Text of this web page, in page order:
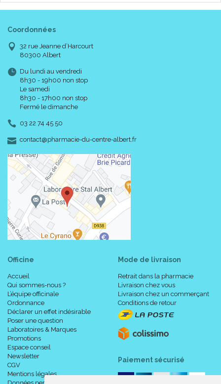
Coordonnées
32 rue Jeanne d’Harcourt
80300 Albert
Du lundi au vendredi
8h30 - 19h00 non stop
Le samedi
8h30 - 17h00 non stop
Fermé le dimanche
03 22 74 45 50
contact-
@-
pharmacie-du-centre-albert.fr
Officine
Accueil
Qui sommes-nous ?
L’équipe officinale
Ordonnance
Déclarer un effet indésirable
Poser une question
Laboratoires & Marques
Promotions
Espace conseil
Newsletter
CGV
Mentions légales
Mode de livraison
Retrait dans la pharmacie
Livraison chez vous
Livraison chez un commerçant
Conditions de retour
Paiement sécurisé